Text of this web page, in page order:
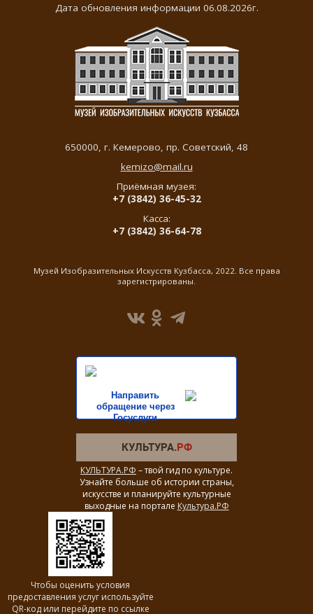
Дата обновления информации 06.08.2026г.
650000, г. Кемерово, пр. Советский, 48
kemizo@mail.ru
Приёмная музея:
+7 (3842) 36-45-32
Касса:
+7 (3842) 36-64-78
Музей Изобразительных Искусств Кузбасса, 2022. Все права
зарегистрированы.
Направить
обращение через
Госуслуги
КУЛЬТУРА.РФ – твой гид по культуре.
Узнайте больше об истории страны,
искусстве и планируйте культурные
выходные на портале Культура.РФ
Чтобы оценить условия
предоставления услуг используйте
QR-код или перейдите по ссылке